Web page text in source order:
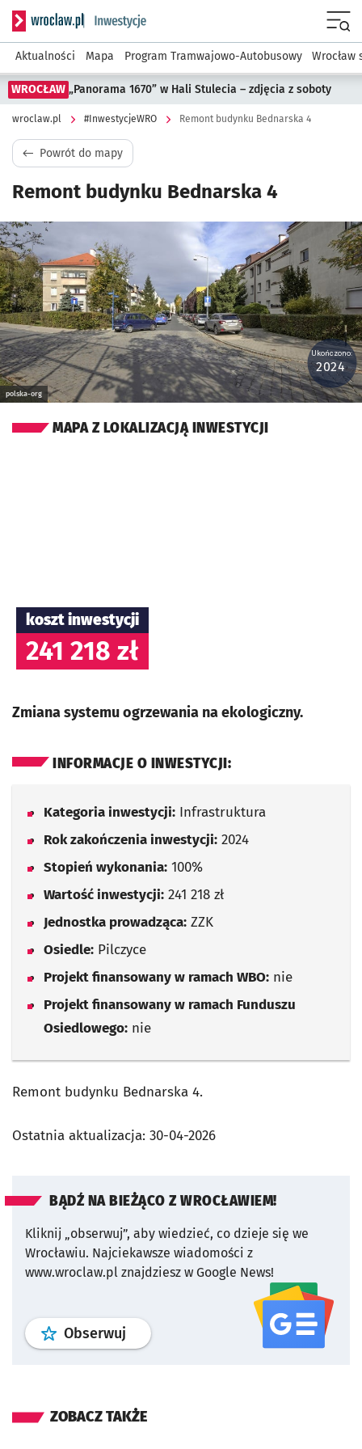
Serwis informacyjny wroclaw.pl podserwis:
Aktualności Mapa Program Tramwajowo-Autobusowy Wrocław
WROCŁAW „Panorama 1670” w Hali Stulecia – zdjęcia z soboty
wroclaw.pl #InwestycjeWRO Remont budynku Bednarska 4
Powrót do mapy
Remont budynku Bednarska 4
Kliknij, aby powiększyć
polska-org
Ukończono:
2024
MAPA Z LOKALIZACJĄ INWESTYCJI
koszt inwestycji
241 218 zł
Zmiana systemu ogrzewania na ekologiczny.
INFORMACJE O INWESTYCJI:
Kategoria inwestycji: Infrastruktura
Rok zakończenia inwestycji: 2024
Stopień wykonania: 100%
Wartość inwestycji: 241 218 zł
Jednostka prowadząca: ZZK
Osiedle: Pilczyce
Projekt finansowany w ramach WBO: nie
Projekt finansowany w ramach Funduszu
Osiedlowego: nie
Remont budynku Bednarska 4.
Ostatnia aktualizacja: 30-04-2026
BĄDŹ NA BIEŻĄCO Z WROCŁAWIEM!
Kliknij „obserwuj”, aby wiedzieć, co dzieje się we
Wrocławiu. Najciekawsze wiadomości z
www.wroclaw.pl znajdziesz w Google News!
Obserwuj profil serwisu
ZOBACZ TAKŻE